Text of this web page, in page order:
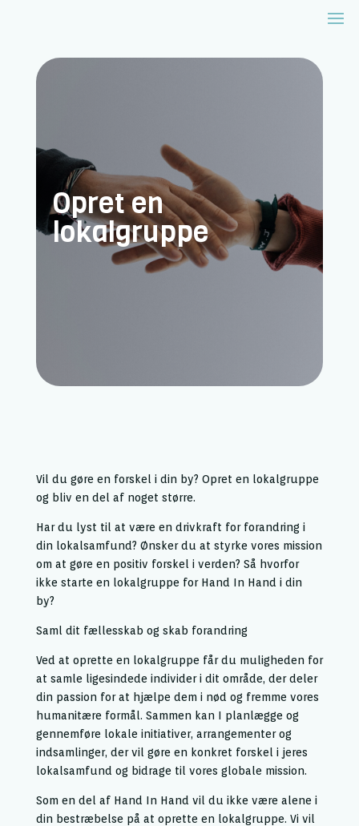
Opret en
lokalgruppe
Vil du gøre en forskel i din by? Opret en lokalgruppe
og bliv en del af noget større.
Har du lyst til at være en drivkraft for forandring i
din lokalsamfund? Ønsker du at styrke vores mission
om at gøre en positiv forskel i verden? Så hvorfor
ikke starte en lokalgruppe for Hand In Hand i din
by?
Saml dit fællesskab og skab forandring
Ved at oprette en lokalgruppe får du muligheden for
at samle ligesindede individer i dit område, der deler
din passion for at hjælpe dem i nød og fremme vores
humanitære formål. Sammen kan I planlægge og
gennemføre lokale initiativer, arrangementer og
indsamlinger, der vil gøre en konkret forskel i jeres
lokalsamfund og bidrage til vores globale mission.
Som en del af Hand In Hand vil du ikke være alene i
din bestræbelse på at oprette en lokalgruppe. Vi vil